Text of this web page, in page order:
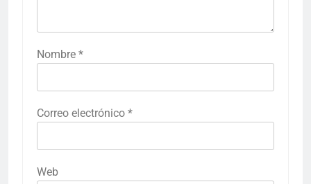
Nombre *
Correo electrónico *
Web